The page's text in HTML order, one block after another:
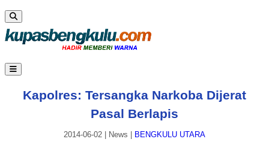
Kapolres: Tersangka Narkoba Dijerat
Pasal Berlapis
2014-06-02 News BENGKULU UTARA